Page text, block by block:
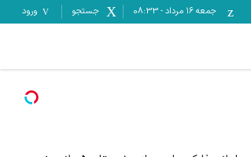
جمعه ۱۶ مرداد -
08:33 جستجو ورود